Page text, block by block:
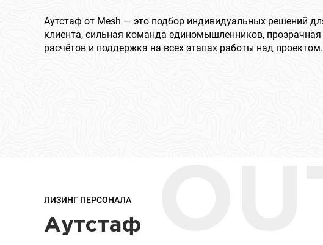
Аутстаф от Mesh — это подбор индивидуальных решений
клиента, сильная команда единомышленников, прозрачная
расчётов и поддержка на всех этапах работы над проектом.
ЛИЗИНГ ПЕРСОНАЛА
Аутстаф